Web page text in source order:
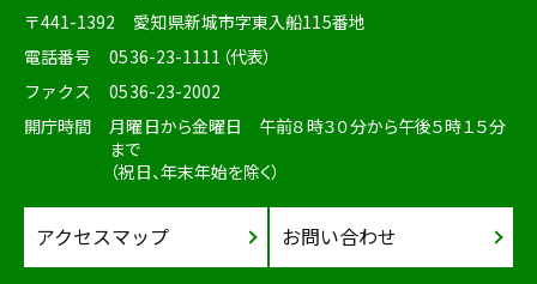
〒441-1392
愛知県新城市字東入船115番地
電話番号
0536-23-1111（代表）
ファクス
0536-23-2002
開庁時間
月曜日から金曜日 午前８時３０分から午後５時１５分
まで
（祝日、年末年始を除く）
アクセスマップ お問い合わせ